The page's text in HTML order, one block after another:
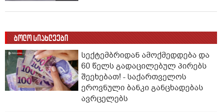
ბოლო სიახლეები
სექტემბრიდან ამოქმედდება და
60 წელს გადაცილებულ პირებს
შეეხებათ! - საქართველოს
ეროვნული ბანკი განცხადებას
ავრცელებს